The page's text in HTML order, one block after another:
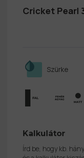
Cricket Pearl
Szürke
Kalkulátor
Írd be, hogy kb.